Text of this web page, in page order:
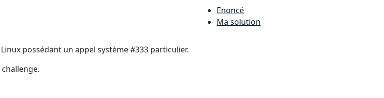
Enoncé
Ma solution
possédant un appel système #333 particulier.